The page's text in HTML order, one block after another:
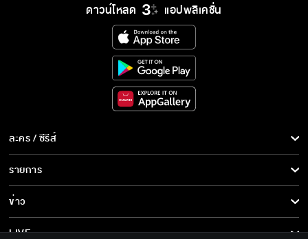
จะทำอะไร...คุณจะจับอะไรฉัน
ไม่ไหวแล้วต้องไปหาหมอ
ดาวน์โหลด แอปพลิเคชั่น
ละคร / ซีรีส์
ละคร/ซีรีส์
ซีรีส์นานาชาติ
การ์ตูน & เกม
รายการ
รายการทั้งหมด
ข่าว
ข่าวทั้งหมด
LIVE